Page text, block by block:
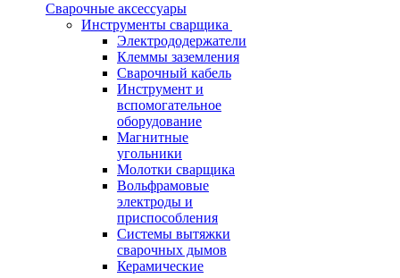
Сварочные аксессуары
Инструменты сварщика
Электрододержатели
Клеммы заземления
Сварочный кабель
Инструмент и
вспомогательное
оборудование
Магнитные
угольники
Молотки сварщика
Вольфрамовые
электроды и
приспособления
Системы вытяжки
сварочных дымов
Керамические